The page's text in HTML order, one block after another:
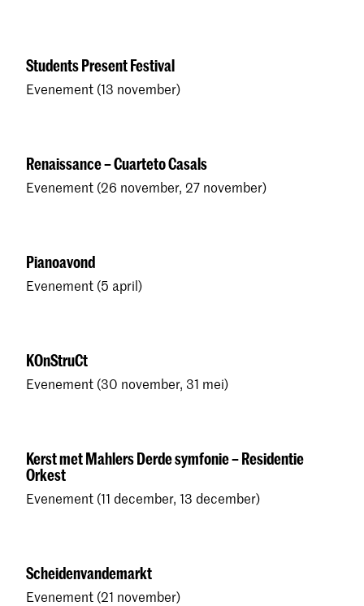
Students Present Festival
Evenement (13 november)
Renaissance – Cuarteto Casals
Evenement (26 november, 27 november)
Pianoavond
Evenement (5 april)
KOnStruCt
Evenement (30 november, 31 mei)
Kerst met Mahlers Derde symfonie – Residentie
Orkest
Evenement (11 december, 13 december)
Scheidenvandemarkt
Evenement (21 november)